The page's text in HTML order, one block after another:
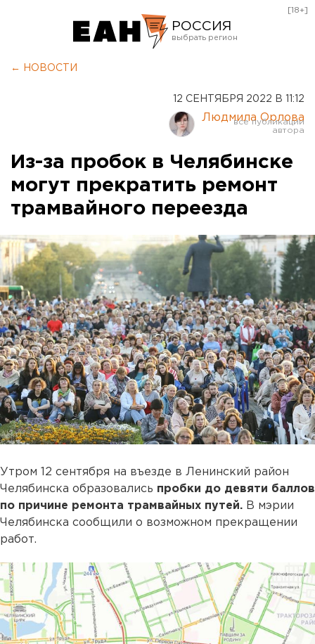
РОССИЯ
Курган
Оренбург
[18+]
← НОВОСТИ
12 СЕНТЯБРЯ 2022 В 11:12
Людмила Орлова
Из-за пробок в Челябинске
могут прекратить ремонт
трамвайного переезда
Утром 12 сентября на въезде в Ленинский район
Челябинска образовались пробки до девяти баллов
по причине ремонта трамвайных путей. В мэрии
Челябинска сообщили о возможном прекращении
работ.